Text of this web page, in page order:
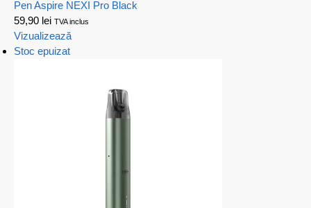
Pen Aspire NEXI Pro Black
59,90 lei TVA inclus
Vizualizează
Stoc epuizat